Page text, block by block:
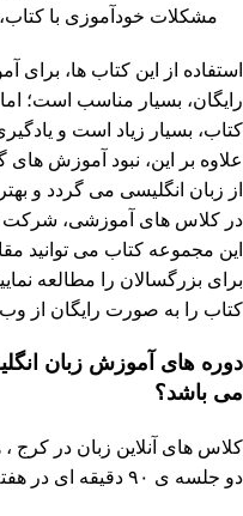
مشکلات خودآموزی با
استفاده از این کتاب ها،
رایگان، بسیار مناسب است؛ اما
کتاب، بسیار زیاد است و
علاوه بر این، نبود آموزش
از زبان انگلیسی می گردد و
در کلاس های آموزشی، شرکت
این مجموعه کتاب می توانید
برای بزرگسالان را مطالعه
کتاب را به صورت رایگان از وب
دوره های آموزش زبان
می باشد؟
کلاس های آنلاین زبان در کرج
دو جلسه ی ۹۰ دقیقه ای در هفته برگزار می شود.